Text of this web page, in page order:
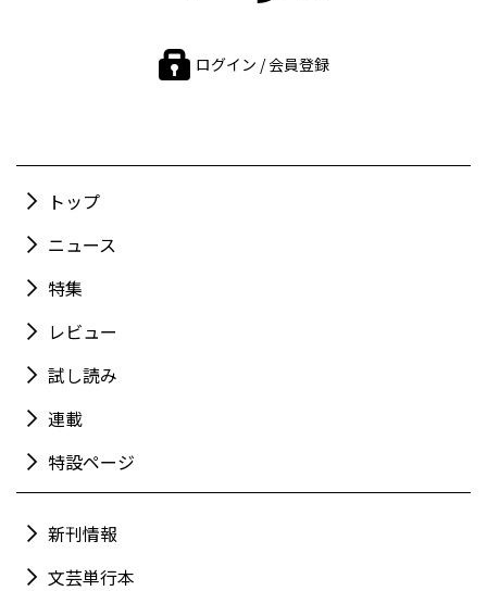
ログイン / 会員登録
トップ
ニュース
特集
レビュー
試し読み
連載
特設ページ
新刊情報
文芸単行本